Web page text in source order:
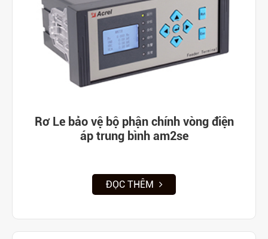
Rơ Le bảo vệ bộ phận chính vòng điện
áp trung bình am2se
ĐỌC THÊM